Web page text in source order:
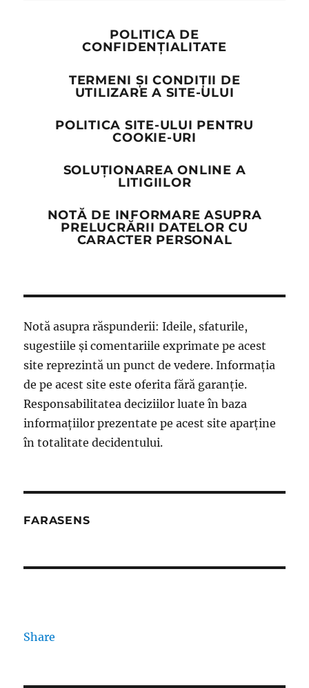
POLITICA DE
CONFIDENȚIALITATE
TERMENI ȘI CONDIȚII DE
UTILIZARE A SITE-ULUI
POLITICA SITE-ULUI PENTRU
COOKIE-URI
SOLUȚIONAREA ONLINE A
LITIGIILOR
NOTĂ DE INFORMARE ASUPRA
PRELUCRĂRII DATELOR CU
CARACTER PERSONAL
Notă asupra răspunderii: Ideile, sfaturile,
sugestiile și comentariile exprimate pe acest
site reprezintă un punct de vedere. Informația
de pe acest site este oferita fără garanție.
Responsabilitatea deciziilor luate în baza
informațiilor prezentate pe acest site aparține
în totalitate decidentului.
FARASENS
Share